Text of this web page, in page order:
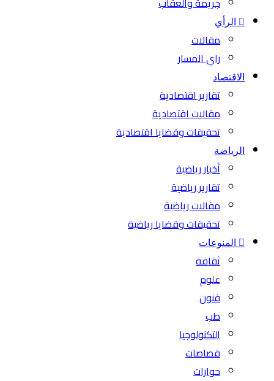
الرأي
مقالات
راي المسار
الاقتصاد
تقارير اقتصادية
مقالات اقتصادية
تحقيقات وقضايا اقتصادية
الرياضة
أخبار رياضية
تقارير رياضية
مقالات رياضية
تحقيقات وقضايا رياضية
المنوعات
ثقافة
علوم
فنون
طب
التكنولوجيا
قصاصات
حوارات